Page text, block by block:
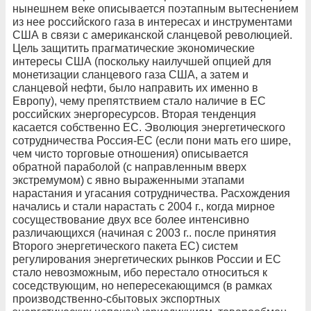
нынешнем веке описывается поэтапным вытеснением
из нее российского газа в интересах и инструментами
США в связи с американской сланцевой революцией.
Цель защитить прагматические экономические
интересы США (поскольку наилучшей опцией для
монетизации сланцевого газа США, а затем и
сланцевой нефти, было направить их именно в
Европу), чему препятствием стало наличие в ЕС
российских энергоресурсов. Вторая тенденция
касается собственно ЕС. Эволюция энергетического
сотрудничества Россия-ЕС (если пони мать его шире,
чем чисто торговые отношения) описывается
обратной параболой (с направленным вверх
экстремумом) с явно выраженными этапами
нарастания и угасания сотрудничества. Расхождения
начались и стали нарастать с 2004 г., когда мирное
сосуществование двух все более интенсивно
различающихся (начиная с 2003 г.. после принятия
Второго энергетического пакета ЕС) систем
регулирования энергетических рынков России и ЕС
стало невозможным, ибо перестало относиться к
соседствующим, но непересекающимся (в рамках
производственно-сбытовых экспортных